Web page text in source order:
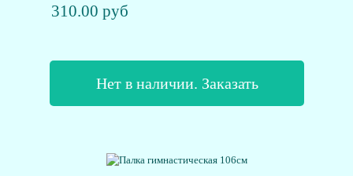
310.00 руб
Нет в наличии. Заказать